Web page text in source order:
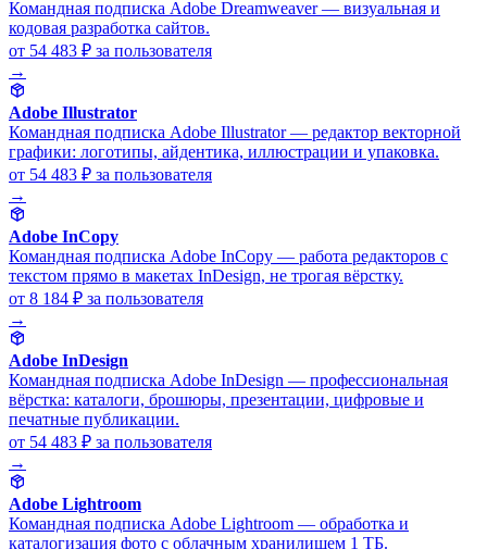
Командная подписка Adobe Dreamweaver — визуальная и
кодовая разработка сайтов.
от 54 483 ₽ за пользователя
→
Adobe Illustrator
Командная подписка Adobe Illustrator — редактор векторной
графики: логотипы, айдентика, иллюстрации и упаковка.
от 54 483 ₽ за пользователя
→
Adobe InCopy
Командная подписка Adobe InCopy — работа редакторов с
текстом прямо в макетах InDesign, не трогая вёрстку.
от 8 184 ₽ за пользователя
→
Adobe InDesign
Командная подписка Adobe InDesign — профессиональная
вёрстка: каталоги, брошюры, презентации, цифровые и
печатные публикации.
от 54 483 ₽ за пользователя
→
Adobe Lightroom
Командная подписка Adobe Lightroom — обработка и
каталогизация фото с облачным хранилищем 1 ТБ.